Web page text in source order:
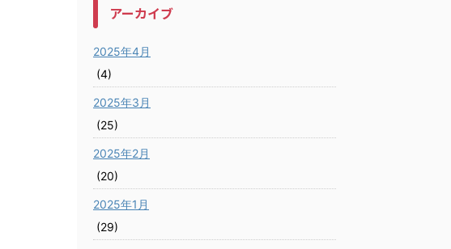
アーカイブ
2025年4月
(4)
2025年3月
(25)
2025年2月
(20)
2025年1月
(29)